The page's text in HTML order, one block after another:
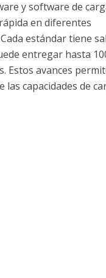
y software de
en diferentes
estándar tiene
entregar hasta
Estos avances
capacidades de